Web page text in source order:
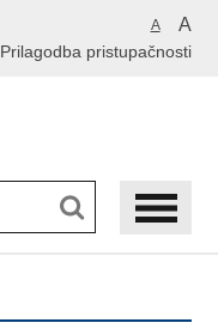
A A
Prilagodba pristupačnosti